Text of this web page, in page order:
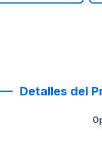
Detalles del